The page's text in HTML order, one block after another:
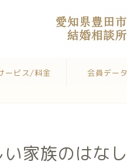
ービス/料金 会員データ
家族のはなし